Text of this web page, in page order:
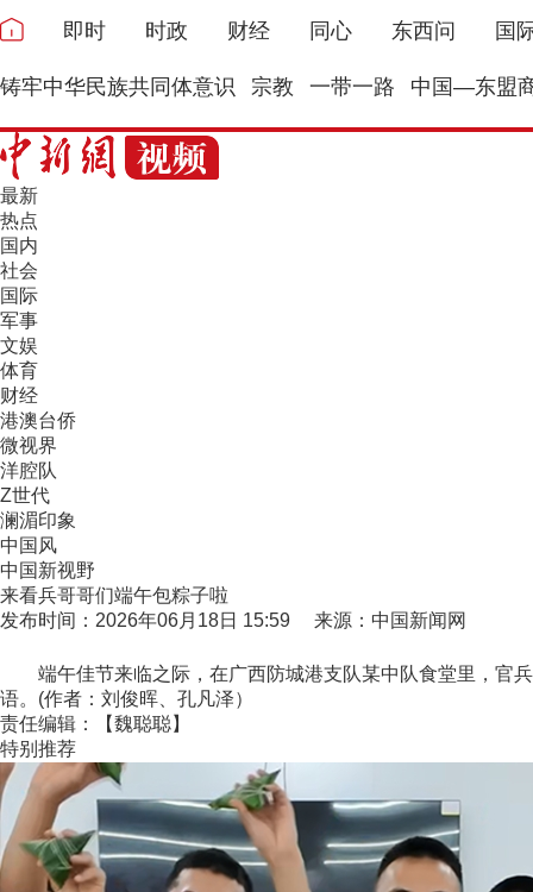
即时 时政 财经 同心 东西问 国
铸牢中华民族共同体意识 宗教 一带一路 中国—东盟
最新
热点
国内
社会
国际
军事
文娱
体育
财经
港澳台侨
微视界
洋腔队
Z世代
澜湄印象
中国风
中国新视野
来看兵哥哥们端午包粽子啦
发布时间：2026年06月18日 15:59 来源：中国新闻网
端午佳节来临之际，在广西防城港支队某中队食堂里，官兵
语。(作者：刘俊晖、孔凡泽）
责任编辑：【魏聪聪】
特别推荐